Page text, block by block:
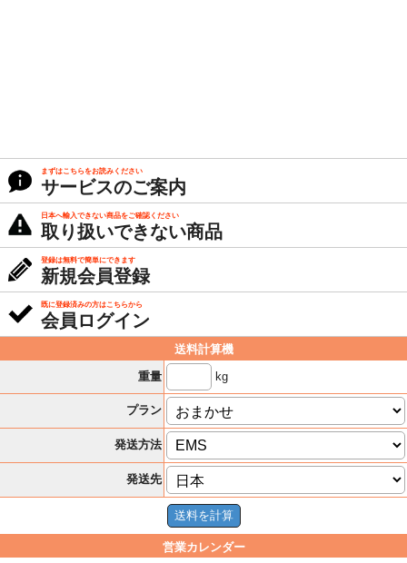
まずはこちらをお読みください
サービスのご案内
日本へ輸入できない商品をご確認ください
取り扱いできない商品
登録は無料で簡単にできます
新規会員登録
既に登録済みの方はこちらから
会員ログイン
送料計算機
重量
kg
プラン
発送方法
発送先
営業カレンダー